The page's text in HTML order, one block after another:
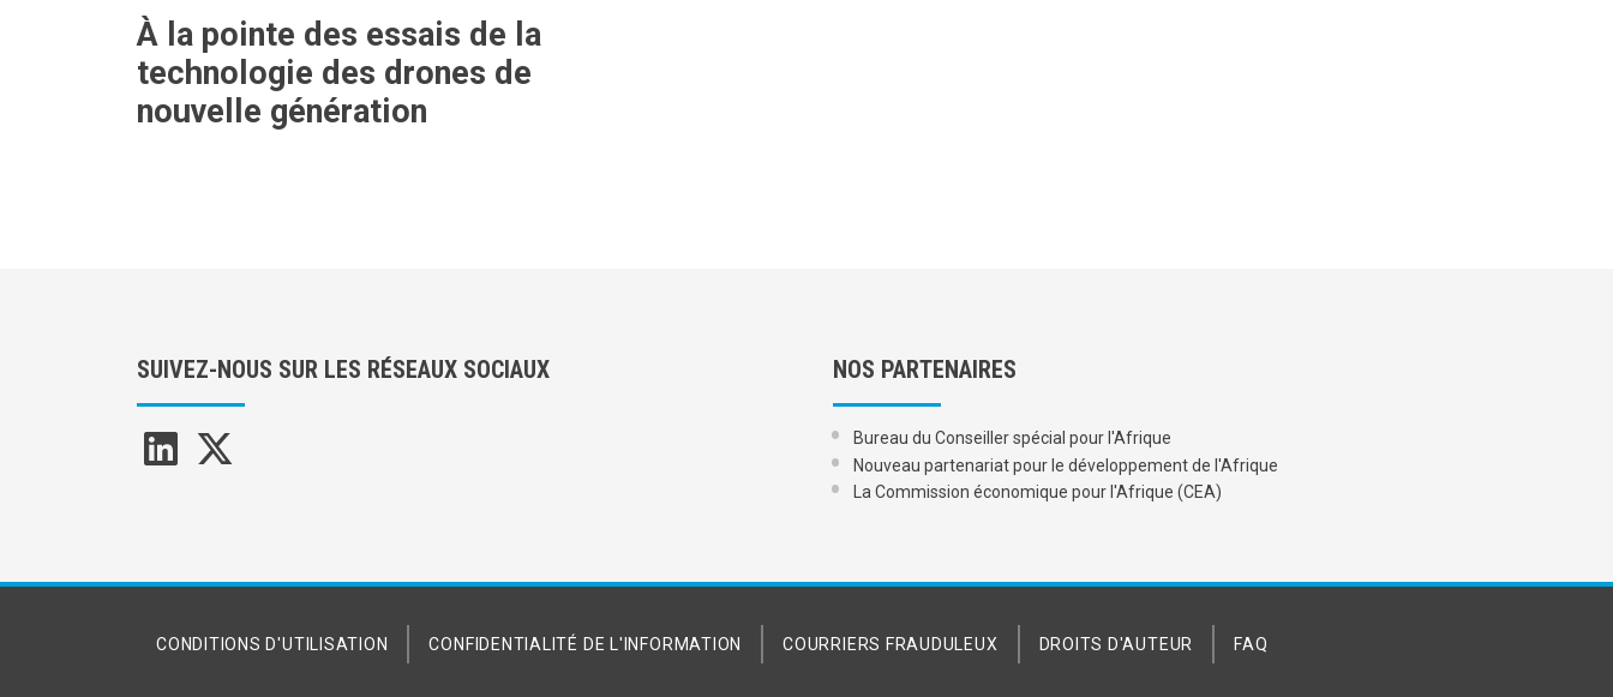
À la pointe des essais de la
technologie des drones de
nouvelle génération
SUIVEZ-NOUS SUR LES RÉSEAUX SOCIAUX NOS PARTENAIRES
Bureau du Conseiller spécial pour l'Afrique
Nouveau partenariat pour le développement de l'Afrique
La Commission économique pour l'Afrique (CEA)
CONDITIONS D'UTILISATION CONFIDENTIALITÉ DE L'INFORMATION COURRIERS FRAUDULEUX DROITS D'AUTEUR FAQ